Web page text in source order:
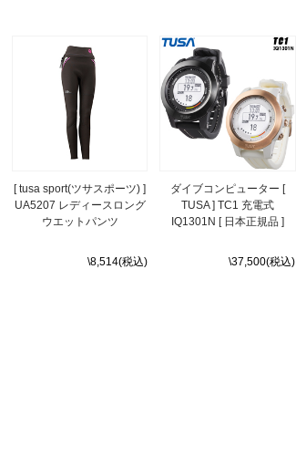
[ tusa sport(ツサスポーツ) ]
UA5207 レディースロング
ウエットパンツ
\8,514(税込)
ダイブコンピューター [
TUSA ] TC1 充電式
IQ1301N [ 日本正規品 ]
\37,500(税込)